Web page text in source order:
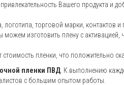
Вашего продукта и
торговой марки, контактов и
изготовить плену с
пленки, что положительно
пленки ПВД . К выполнению
с большим опытом работы.